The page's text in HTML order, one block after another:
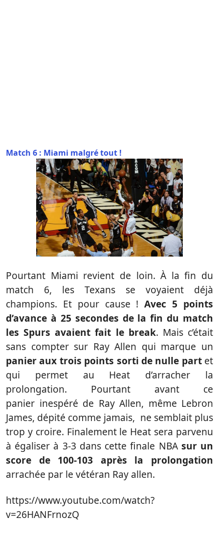
Match 6 : Miami malgré tout !
Pourtant Miami revient de loin. À la fin du
match 6, les Texans se voyaient déjà
champions. Et pour cause !Avec 5 points
d’avance à 25 secondes de la fin du match
les Spurs avaient fait le break. Mais c’était
sans compter sur Ray Allen qui marque un
panier aux trois points sorti de nulle partet
qui permet au Heat d’arracher la
prolongation. Pourtant avant ce
panier inespéré de Ray Allen, même Lebron
James, dépité comme jamais, ne semblait plus
trop y croire. Finalement le Heat sera parvenu
à égaliser à 3-3 dans cette finale NBA sur un
score de 100-103 après la prolongation
arrachée par le vétéran Ray allen.
https://www.youtube.com/watch?
v=26HANFrnozQ